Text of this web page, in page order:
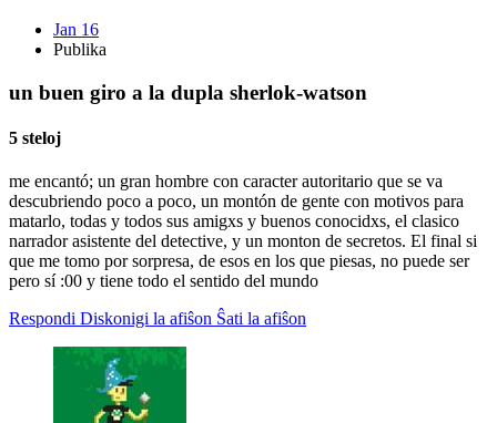
Jan 16
Publika
un buen giro a la dupla sherlok-watson
5 steloj
me encantó; un gran hombre con caracter autoritario que se va
descubriendo poco a poco, un montón de gente con motivos para
matarlo, todas y todos sus amigxs y buenos conocidxs, el clasico
narrador asistente del detective, y un monton de secretos. El final si
que me tomo por sorpresa, de esos en los que piesas, no puede ser
pero sí :00 y tiene todo el sentido del mundo
Respondi Diskonigi la afiŝon Ŝati la afiŝon